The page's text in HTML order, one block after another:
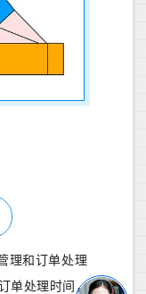
理和订单处理
单处理时间，